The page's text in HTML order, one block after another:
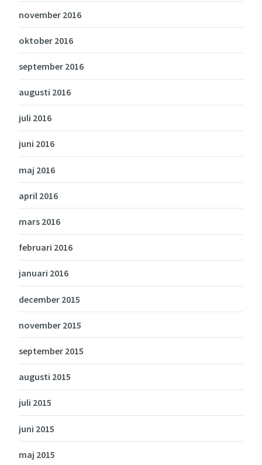
november 2016
oktober 2016
september 2016
augusti 2016
juli 2016
juni 2016
maj 2016
april 2016
mars 2016
februari 2016
januari 2016
december 2015
november 2015
september 2015
augusti 2015
juli 2015
juni 2015
maj 2015